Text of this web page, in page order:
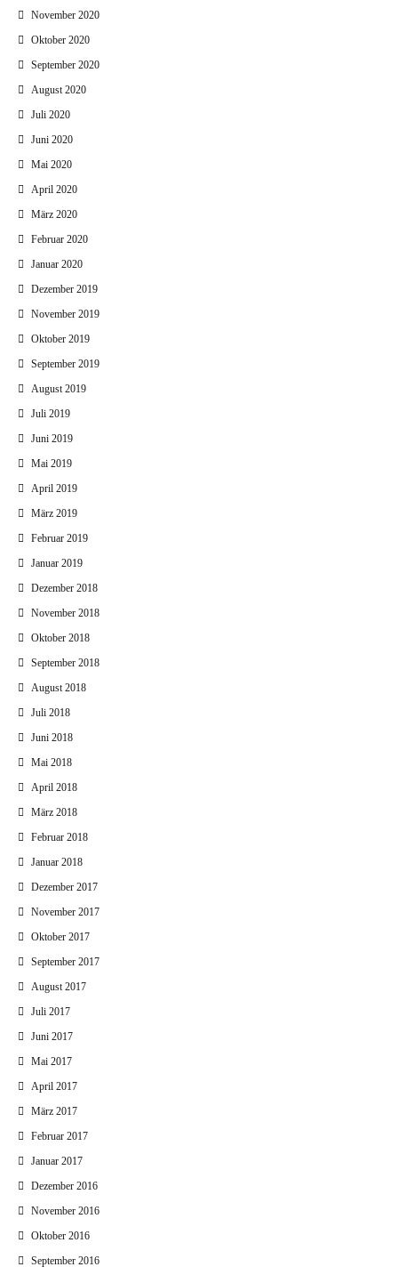
November 2020
Oktober 2020
September 2020
August 2020
Juli 2020
Juni 2020
Mai 2020
April 2020
März 2020
Februar 2020
Januar 2020
Dezember 2019
November 2019
Oktober 2019
September 2019
August 2019
Juli 2019
Juni 2019
Mai 2019
April 2019
März 2019
Februar 2019
Januar 2019
Dezember 2018
November 2018
Oktober 2018
September 2018
August 2018
Juli 2018
Juni 2018
Mai 2018
April 2018
März 2018
Februar 2018
Januar 2018
Dezember 2017
November 2017
Oktober 2017
September 2017
August 2017
Juli 2017
Juni 2017
Mai 2017
April 2017
März 2017
Februar 2017
Januar 2017
Dezember 2016
November 2016
Oktober 2016
September 2016